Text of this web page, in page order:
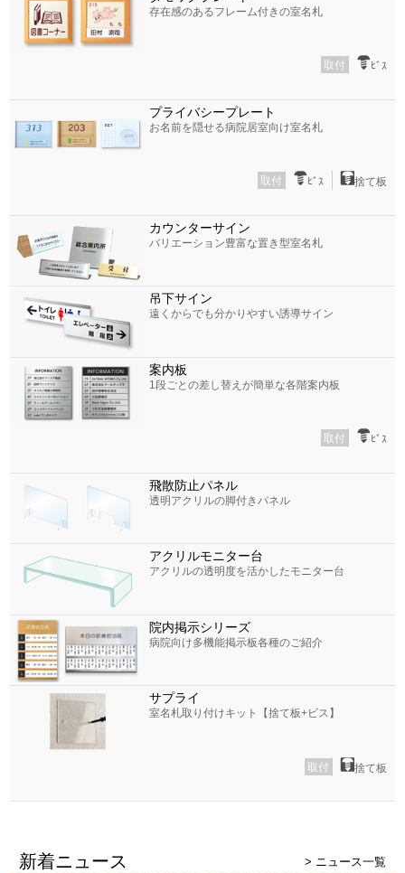
存在感のあるフレーム付きの室名札
取付 ﾋﾞｽ
プライバシープレート
お名前を隠せる病院居室向け室名札
取付 ﾋﾞｽ 捨て板
カウンターサイン
バリエーション豊富な置き型室名札
吊下サイン
遠くからでも分かりやすい誘導サイン
案内板
1段ごとの差し替えが簡単な各階案内板
取付 ﾋﾞｽ
飛散防止パネル
透明アクリルの脚付きパネル
アクリルモニター台
アクリルの透明度を活かしたモニター台
院内掲示シリーズ
病院向け多機能掲示板各種のご紹介
サプライ
室名札取り付けキット【捨て板+ビス】
取付 捨て板
新着ニュース > ニュース一覧